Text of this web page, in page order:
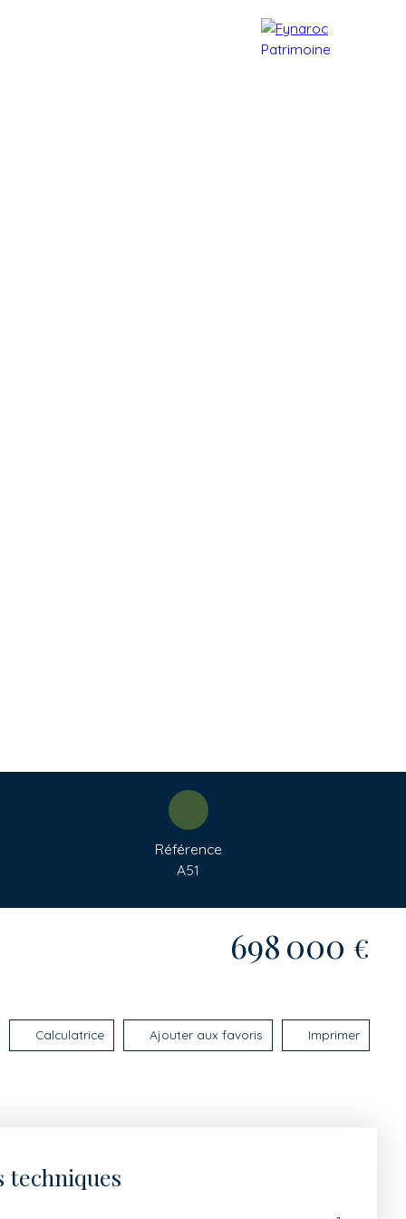
Référence
A51
698 000 €
Calculatrice Ajouter aux favoris Imprimer
techniques